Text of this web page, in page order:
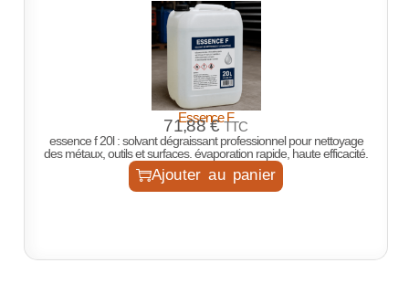
Essence F
71,88€ TTC
essence f 20l : solvant dégraissant professionnel pour nettoyage
des métaux, outils et surfaces. évaporation rapide, haute efficacité.
Ajouter au panier